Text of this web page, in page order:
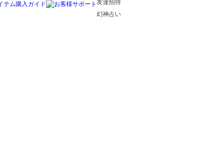
友達招待
幻神占い